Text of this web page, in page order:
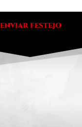
ENVIAR FESTEJO